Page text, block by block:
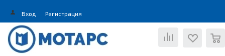
Вход Регистрация